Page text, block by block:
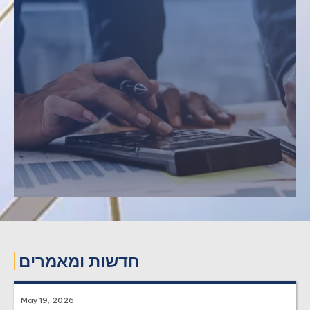
רכישת קרקעות בתאילנד
רכישת וילה בתאילנד
› בדיקת נאותות במפעל
בדיקת נאותות של המלון
חדשות ומאמרים
May 19, 2026